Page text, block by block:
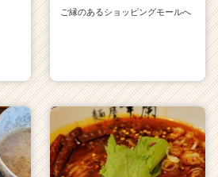
ご縁のあるショッピングモールへ